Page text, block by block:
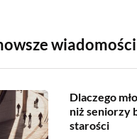
wiadomości
Dlaczego
niż seniorzy
starości